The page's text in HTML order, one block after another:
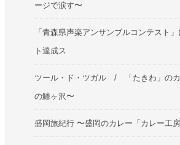
ージで涙す〜
「青森県声楽アンサンブルコンテスト
ト達成ス
ツール・ド・ツガル / 「たきわ」のカ
の鯵ヶ沢〜
盛岡旅紀行 〜盛岡のカレー「カレー工